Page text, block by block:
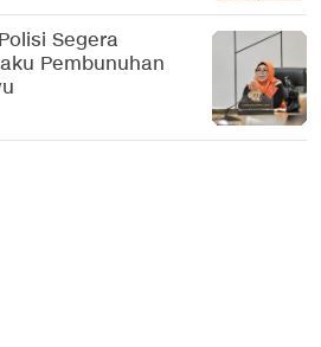
Segera
Pembunuhan